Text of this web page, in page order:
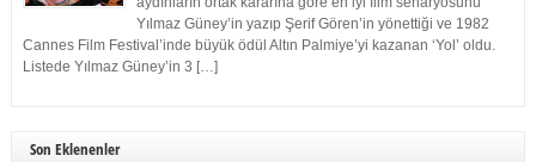
Yılmaz Güney’in yazıp Şerif Gören’in yönettiği ve 1982
Cannes Film Festival’inde büyük ödül Altın Palmiye’yi kazanan ‘Yol’ oldu.
Listede Yılmaz Güney’in 3 […]
Son Eklenenler